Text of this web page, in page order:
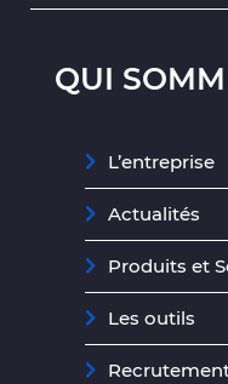
QUI
L’entreprise
Actualités
Produits et
Les outils